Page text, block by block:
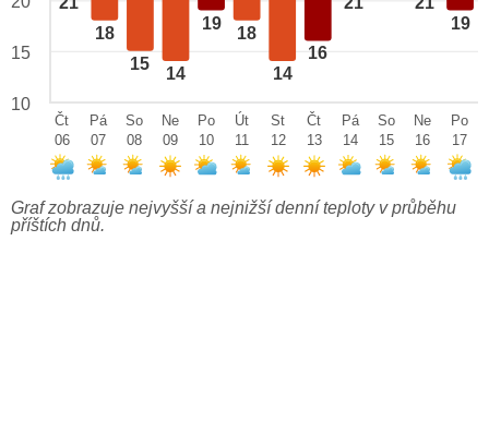
18
15
14
19
18
14
16
19
15
10
Čt
06
Pá
07
So
08
Ne
09
Po
10
Út
11
St
12
Čt
13
Pá
14
So
15
Ne
16
Po
17
Graf zobrazuje nejvyšší a nejnižší denní teploty v průběhu
příštích dnů.